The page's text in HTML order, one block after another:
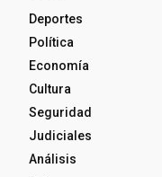
Deportes
Política
Economía
Cultura
Seguridad
Judiciales
Análisis